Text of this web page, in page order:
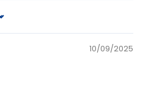
10/09/2025